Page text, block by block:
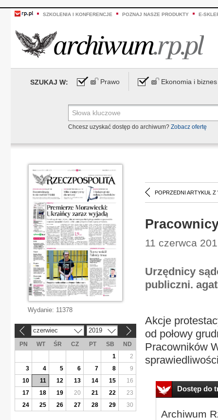
SZKOLENIA I KONFERENCJE POZNAJ NASZE PRODUKTY E-
SZUKAJ W: Prawo Ekonomia i biznes
Chcesz uzyskać dostęp do archiwum? Zobacz ofertę
POPRZEDNI ARTYKUŁ Z
11 czerwca
Urzędnicy
publiczni.
Akcje
od połowy
Pracowników
Dostęp do
Archiwum
Wydanie: 11378
czerwiec 2019
PN WT ŚR CZ PT SB
ND
1
2
3
4 5 6 7 8
9
10
11 12 13 14 15
16
17
18 19 20 21 22
23
24
25 26 27 28 29 30